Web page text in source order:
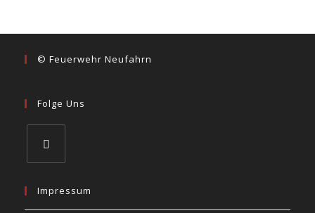
© Feuerwehr Neufahrn
Folge Uns
Impressum